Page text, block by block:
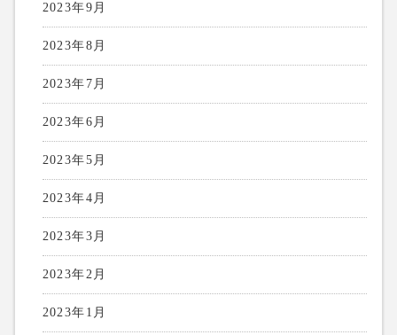
2023年9月
2023年8月
2023年7月
2023年6月
2023年5月
2023年4月
2023年3月
2023年2月
2023年1月